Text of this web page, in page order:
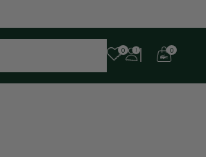
0 0